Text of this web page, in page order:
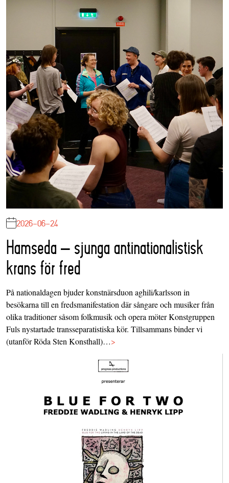
2026-06-24
Hamseda – sjunga antinationalistisk
krans för fred
På nationaldagen bjuder konstnärsduon aghili/karlsson in
besökarna till en fredsmanifestation där sångare och musiker från
olika traditioner såsom folkmusik och opera möter Konstgruppen
Fuls nystartade transseparatistiska kör. Tillsammans binder vi
(utanför Röda Sten Konsthall)…>